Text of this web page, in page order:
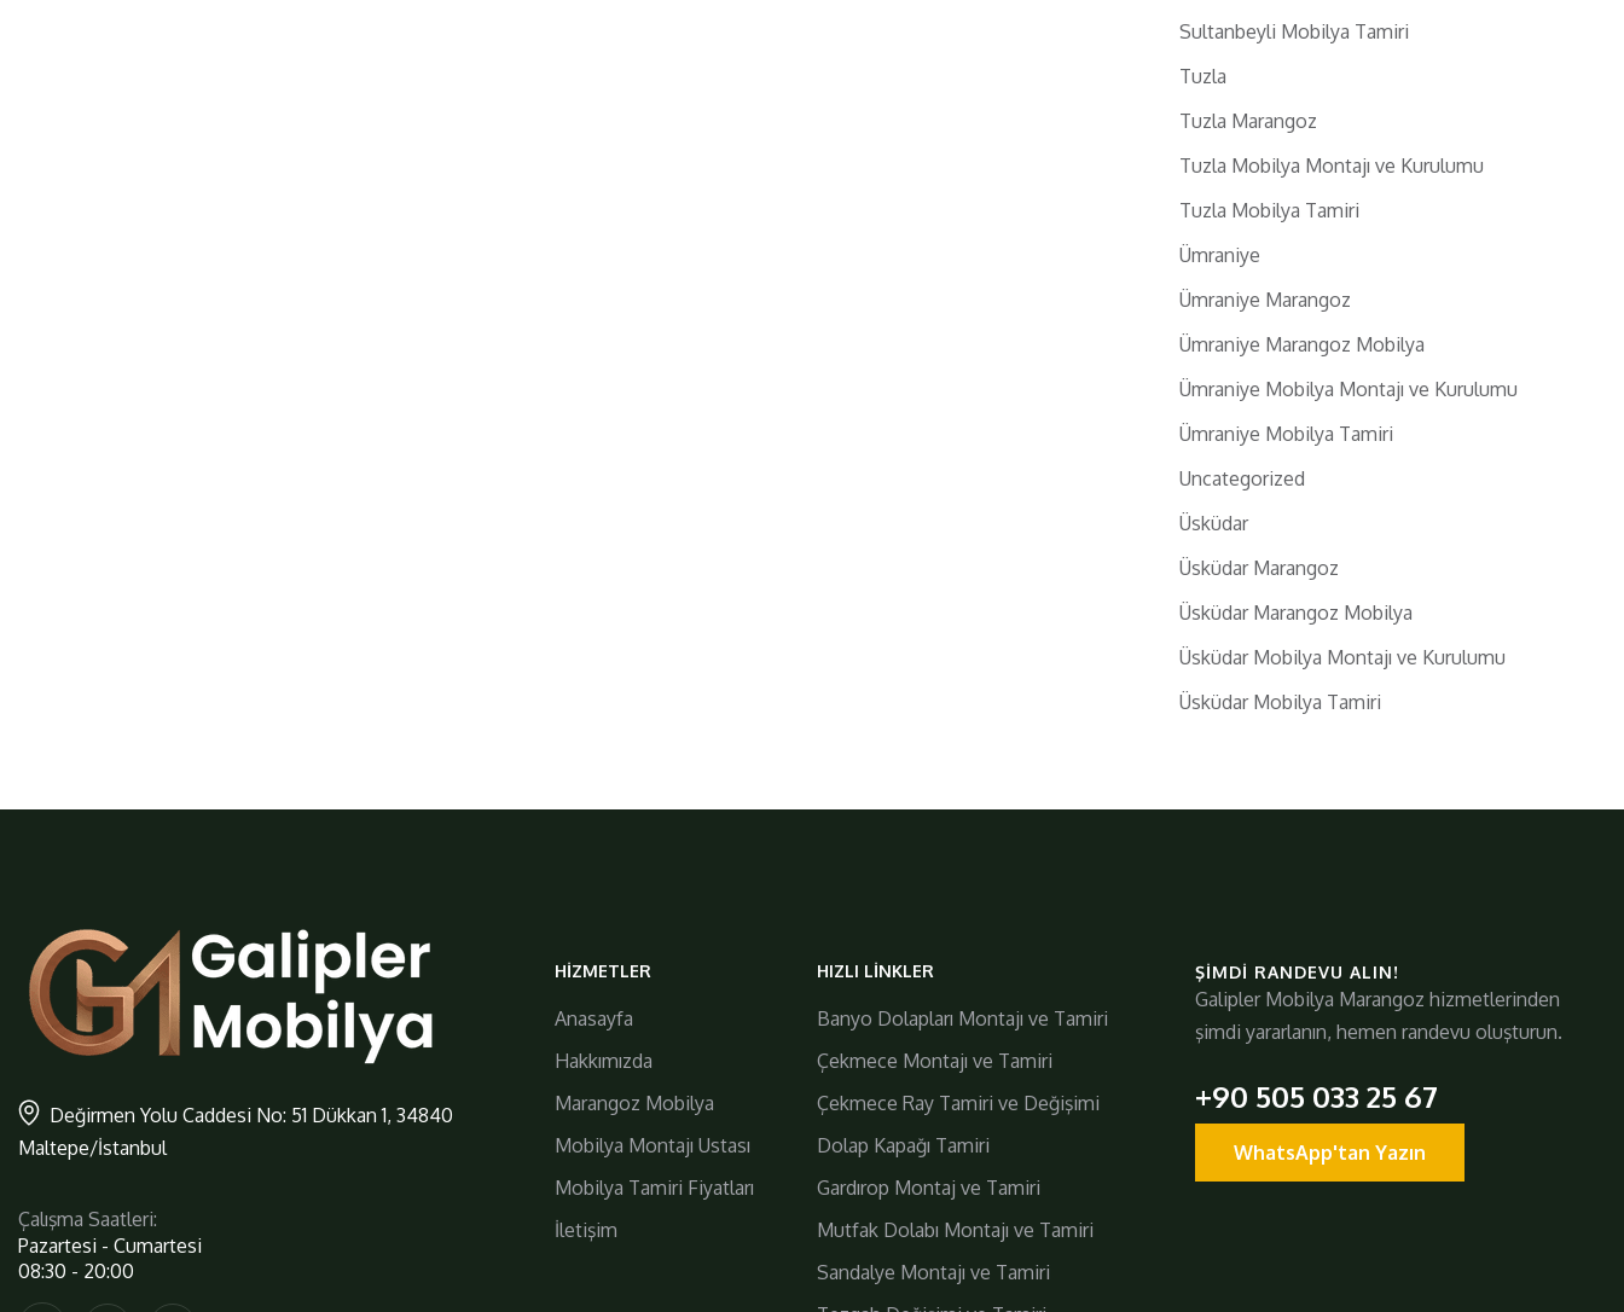
Sultanbeyli Mobilya Tamiri
Tuzla
Tuzla Marangoz
Tuzla Mobilya Montajı ve Kurulumu
Tuzla Mobilya Tamiri
Ümraniye
Ümraniye Marangoz
Ümraniye Marangoz Mobilya
Ümraniye Mobilya Montajı ve Kurulumu
Ümraniye Mobilya Tamiri
Uncategorized
Üsküdar
Üsküdar Marangoz
Üsküdar Marangoz Mobilya
Üsküdar Mobilya Montajı ve Kurulumu
Üsküdar Mobilya Tamiri
Değirmen Yolu Caddesi No: 51 Dükkan 1, 34840
Maltepe/İstanbul
Çalışma Saatleri:
Pazartesi - Cumartesi
08:30 - 20:00
https://www.galiplermobilya.com.tr/
Daha Fazla Bizi Takip Edin!
HIZMETLER
Anasayfa
Hakkımızda
Marangoz Mobilya
Mobilya Montajı Ustası
Mobilya Tamiri Fiyatları
İletişim
HIZLI LINKLER
Banyo Dolapları Montajı ve Tamiri
Çekmece Montajı ve Tamiri
Çekmece Ray Tamiri ve Değişimi
Dolap Kapağı Tamiri
Gardırop Montaj ve Tamiri
Mutfak Dolabı Montajı ve Tamiri
Sandalye Montajı ve Tamiri
ŞIMDI RANDEVU ALIN!
Galipler Mobilya Marangoz hizmetlerinden
şimdi yararlanın, hemen randevu oluşturun.
+90 505 033 25 67
WhatsApp'tan Yazın